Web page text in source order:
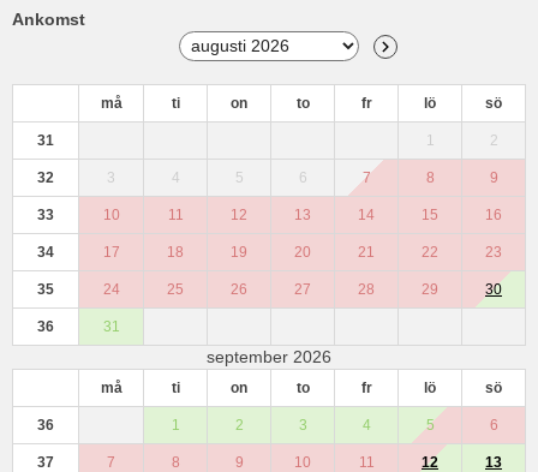
Ankomst
må ti on to fr lö sö
31 1 2
32 3 4 5 6 7 8 9
33 10 11 12 13 14 15 16
34 17 18 19 20 21 22 23
35 24 25 26 27 28 29 30
36 31
september 2026
må ti on to fr lö sö
36 1 2 3 4 5 6
37 7 8 9 10 11 12 13